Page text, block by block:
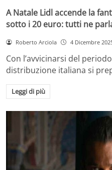
A Natale Lidl accende la
sotto i 20 euro: tutti ne
Roberto Arciola 4 Dicembre
Con l’avvicinarsi del
distribuzione italiana si
Leggi di più